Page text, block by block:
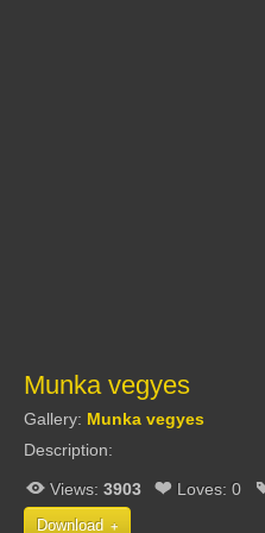
Munka vegyes
Gallery: Munka vegyes
Description:
Views: 3903 Loves: 0
Download